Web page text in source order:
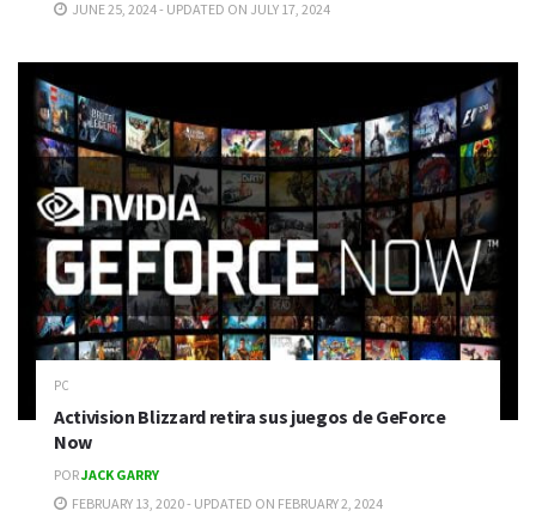
JUNE 25, 2024 - UPDATED ON JULY 17, 2024
PC
Activision Blizzard retira sus juegos de GeForce
Now
PORJACK GARRY
FEBRUARY 13, 2020 - UPDATED ON FEBRUARY 2, 2024